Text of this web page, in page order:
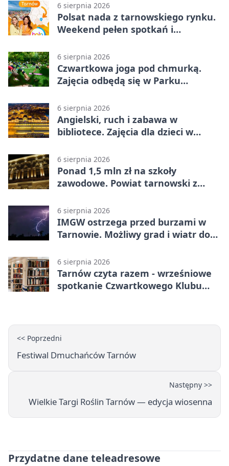
6 sierpnia 2026
Polsat nada z tarnowskiego rynku.
Weekend pełen spotkań i
6 sierpnia 2026
Czwartkowa joga pod chmurką.
Zajęcia odbędą się w Parku
6 sierpnia 2026
Angielski, ruch i zabawa w
bibliotece. Zajęcia dla dzieci w
6 sierpnia 2026
Ponad 1,5 mln zł na szkoły
zawodowe. Powiat tarnowski z
6 sierpnia 2026
IMGW ostrzega przed burzami w
Tarnowie. Możliwy grad i wiatr do
6 sierpnia 2026
Tarnów czyta razem - wrześniowe
spotkanie Czwartkowego Klubu
<< Poprzedni
Festiwal Dmuchańców Tarnów
Następny >>
Wielkie Targi Roślin Tarnów — edycja wiosenna
Przydatne dane teleadresowe